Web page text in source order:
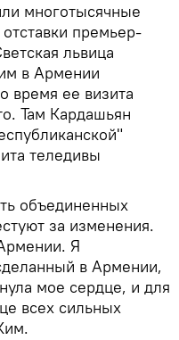
многотысячные
премьер-
львица
в Армении
время ее визита
Там Кардашьян
теледивы
объединенных
за изменения.
Я
в Армении,
мое сердце, и для
всех сильных